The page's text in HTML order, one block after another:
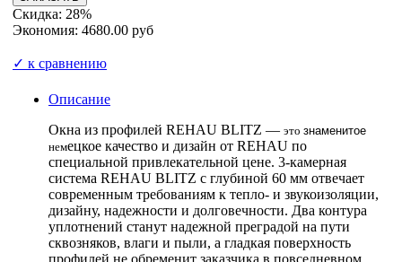
Скидка: 28%
Экономия: 4680.00 руб
✓ к сравнению
Описание
Окна из профилей REHAU BLITZ — это знаменитое
немецкое качество и дизайн от REHAU по
специальной привлекательной цене. 3-камерная
система REHAU BLITZ с глубиной 60 мм отвечает
современным требованиям к тепло- и звукоизоляции,
дизайну, надежности и долговечности. Два контура
уплотнений станут надежной преградой на пути
сквозняков, влаги и пыли, а гладкая поверхность
профилей не обременит заказчика в повседневном